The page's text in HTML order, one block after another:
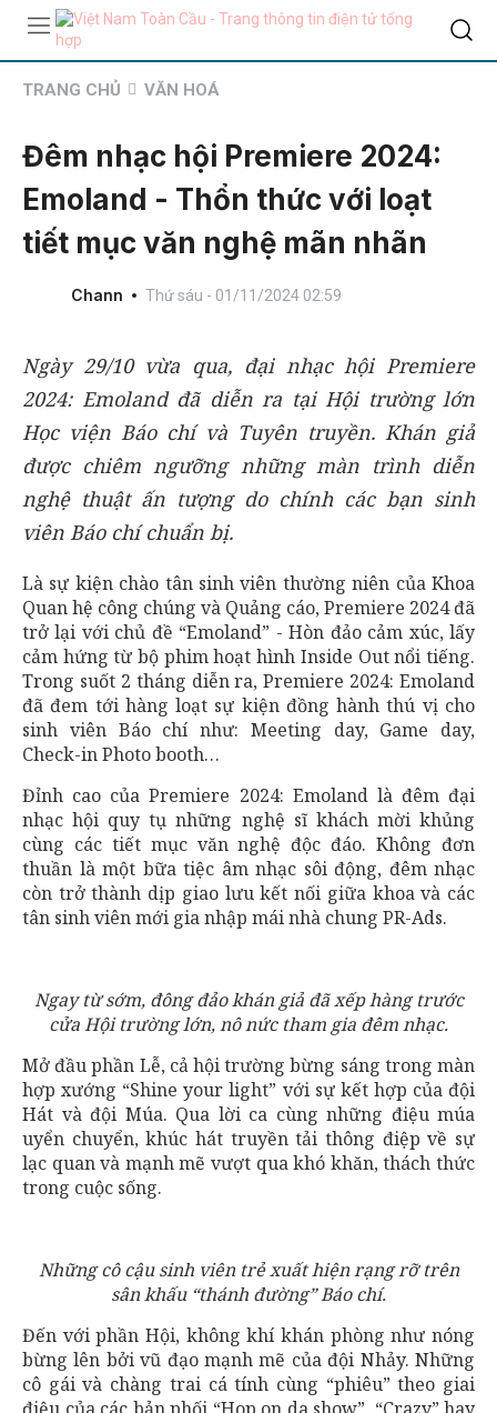
TRANG CHỦ VĂN HOÁ
Đêm nhạc hội Premiere 2024:
Emoland - Thổn thức với loạt
tiết mục văn nghệ mãn nhãn
Chann Thứ sáu - 01/11/2024 02:59
Ngày 29/10 vừa qua, đại nhạc hội Premiere
2024: Emoland đã diễn ra tại Hội trường lớn
Học viện Báo chí và Tuyên truyền. Khán giả
được chiêm ngưỡng những màn trình diễn
nghệ thuật ấn tượng do chính các bạn sinh
viên Báo chí chuẩn bị.
Là sự kiện chào tân sinh viên thường niên của Khoa
Quan hệ công chúng và Quảng cáo, Premiere 2024 đã
trở lại với chủ đề “Emoland” - Hòn đảo cảm xúc, lấy
cảm hứng từ bộ phim hoạt hình Inside Out nổi tiếng.
Trong suốt 2 tháng diễn ra, Premiere 2024: Emoland
đã đem tới hàng loạt sự kiện đồng hành thú vị cho
sinh viên Báo chí như: Meeting day, Game day,
Check-in Photo booth…
Đỉnh cao của Premiere 2024: Emoland là đêm đại
nhạc hội quy tụ những nghệ sĩ khách mời khủng
cùng các tiết mục văn nghệ độc đáo. Không đơn
thuần là một bữa tiệc âm nhạc sôi động, đêm nhạc
còn trở thành dịp giao lưu kết nối giữa khoa và các
tân sinh viên mới gia nhập mái nhà chung PR-Ads.
Ngay từ sớm, đông đảo khán giả đã xếp hàng trước
cửa Hội trường lớn, nô nức tham gia đêm nhạc.
Mở đầu phần Lễ, cả hội trường bừng sáng trong màn
hợp xướng “Shine your light” với sự kết hợp của đội
Hát và đội Múa. Qua lời ca cùng những điệu múa
uyển chuyển, khúc hát truyền tải thông điệp về sự
lạc quan và mạnh mẽ vượt qua khó khăn, thách thức
trong cuộc sống.
Những cô cậu sinh viên trẻ xuất hiện rạng rỡ trên
sân khấu “thánh đường” Báo chí.
Đến với phần Hội, không khí khán phòng như nóng
bừng lên bởi vũ đạo mạnh mẽ của đội Nhảy. Những
cô gái và chàng trai cá tính cùng “phiêu” theo giai